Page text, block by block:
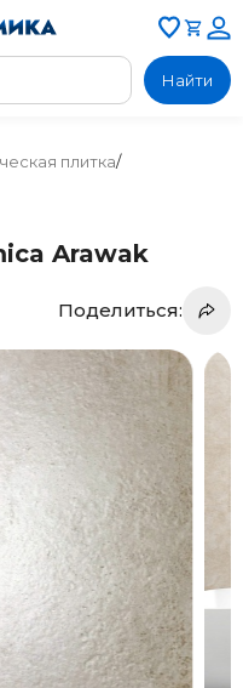
Найти
плитка/
Arawak
Поделиться: